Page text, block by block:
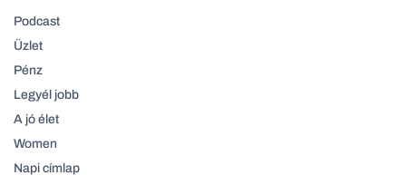
Podcast
Üzlet
Pénz
Legyél jobb
A jó élet
Women
Napi címlap